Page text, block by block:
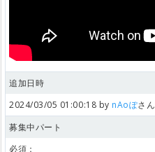
追加日時
2024/03/05 01:00:18 by nAoぽさん
募集中パート
必須：